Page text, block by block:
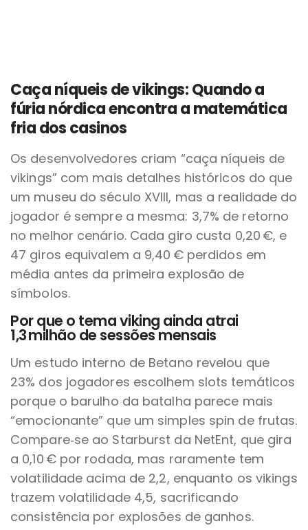
Caça níqueis de vikings: Quando a
fúria nórdica encontra a matemática
fria dos casinos
Os desenvolvedores criam “caça níqueis de
vikings” com mais detalhes históricos do que
um museu do século XVIII, mas a realidade do
jogador é sempre a mesma: 3,7% de retorno
no melhor cenário. Cada giro custa 0,20 €, e
47 giros equivalem a 9,40 € perdidos em
média antes da primeira explosão de
símbolos.
Por que o tema viking ainda atrai
1,3 milhão de sessões mensais
Um estudo interno de Betano revelou que
23% dos jogadores escolhem slots temáticos
porque o barulho da batalha parece mais
“emocionante” que um simples spin de frutas.
Compare‑se ao Starburst da NetEnt, que gira
a 0,10 € por rodada, mas raramente tem
volatilidade acima de 2,2, enquanto os vikings
trazem volatilidade 4,5, sacrificando
consistência por explosões de ganhos.